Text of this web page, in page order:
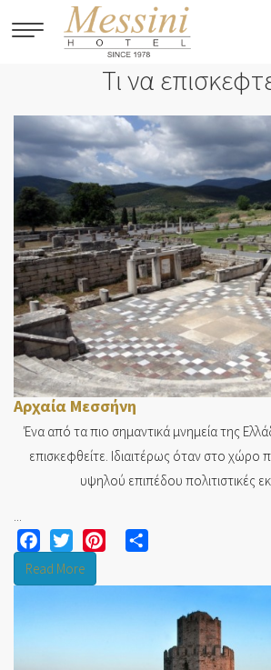
Παράκαμψη προς το κυρίως περιεχόμενο
Τι να
Αρχαία Μεσσήνη
Ένα από τα πιο σημαντικά μνημεία της
επισκεφθείτε. Ιδιαιτέρως όταν στο χώρο
υψηλού επιπέδου πολιτιστικές
Facebook
Twitter Pinterest
Read More